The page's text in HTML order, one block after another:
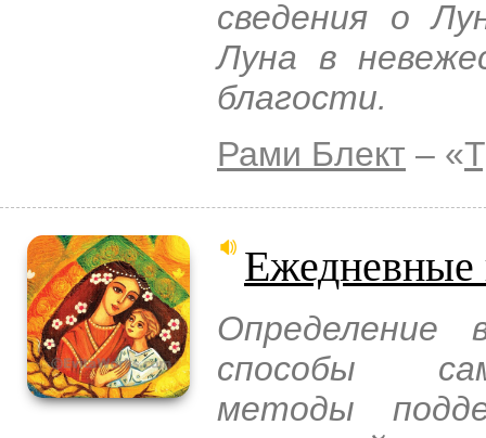
сведения о
Луна в
благости.
Рами Блект – «
Ежедневные
Определение
способы
методы